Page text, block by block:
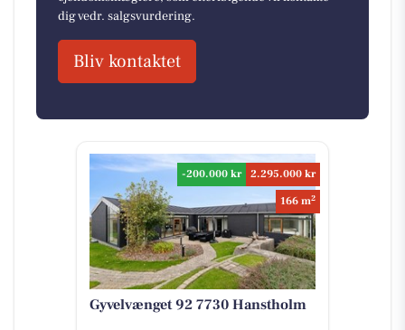
dig vedr. salgsvurdering.
Bliv kontaktet
-200.000 kr
2.295.000 kr
166 m2
Gyvelvænget 92 7730 Hanstholm